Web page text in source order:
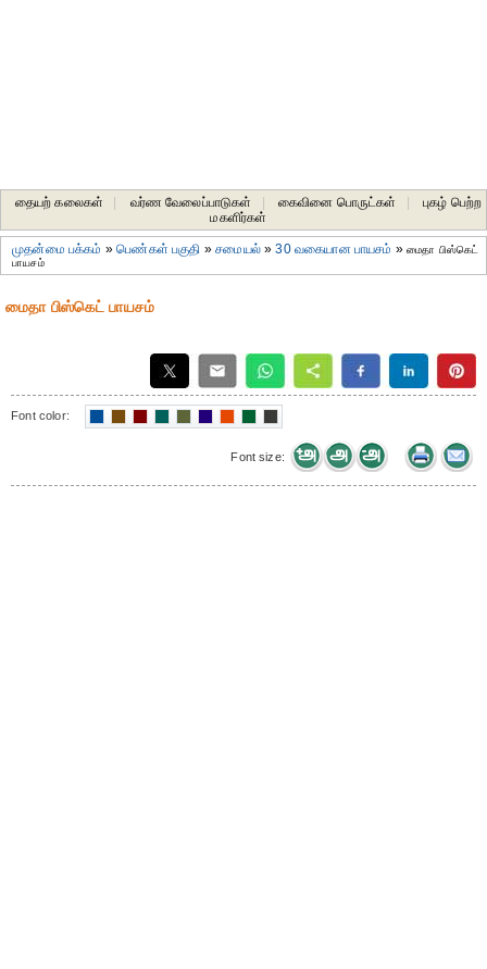
தையற் கலைகள் வர்ண வேலைப்பாடுகள் கைவினை பொருட்கள்
புகழ் பெற்ற
மகளிர்கள்
முதன்மை பக்கம் »பெண்கள் பகுதி »சமையல்»30 வகையான பாயசம் »மைதா பிஸ்கெட்
பாயசம்
மைதா பிஸ்கெட் பாயசம்
Font color:
Font size: